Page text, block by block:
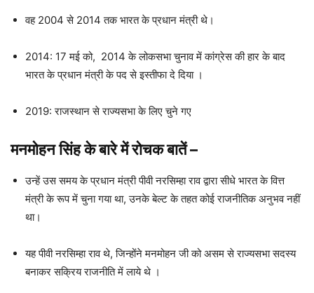
वह 2004 से 2014 तक भारत के प्रधान मंत्री थे।
2014: 17 मई को, 2014 के लोकसभा चुनाव में कांग्रेस की हार के बाद
भारत के प्रधान मंत्री के पद से इस्तीफा दे दिया ।
2019: राजस्थान से राज्यसभा के लिए चुने गए
मनमोहन सिंह केबारे में रोचक बातें–
उन्हें उस समय के प्रधान मंत्री पीवी नरसिम्हा राव द्वारा सीधे भारत के वित्त
मंत्री के रूप में चुना गया था, उनके बेल्ट के तहत कोई राजनीतिक अनुभव नहीं
था।
यह पीवी नरसिम्हा राव थे, जिन्होंने मनमोहन जी को असम से राज्यसभा सदस्य
बनाकर सक्रिय राजनीति में लाये थे ।